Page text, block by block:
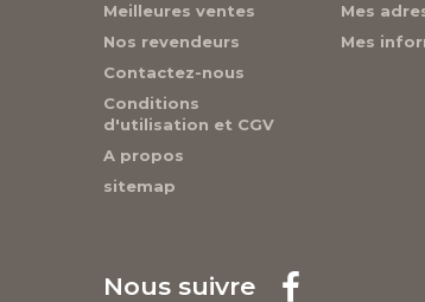
Meilleures ventes
Nos revendeurs
Contactez-nous
Conditions
d'utilisation et CGV
A propos
sitemap
Mes
Mes
Nous suivre